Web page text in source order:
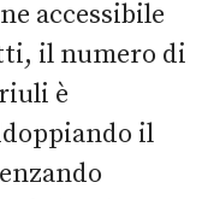
accessibile
il numero di
è
il